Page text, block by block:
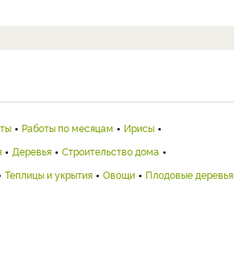
Работы по месяцам
Ирисы
Деревья
Строительство дома
Теплицы и укрытия Овощи
Плодовые деревья